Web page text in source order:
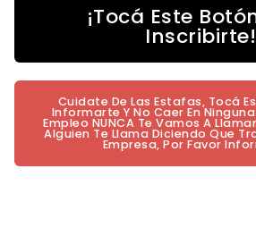
¡Tocá Este
Inscribirte!
Cuidate De Las Estafas, Tocá
Informarte Y No Caer En
Empleo NUNCA Te Vamos A
Alguien Te Llama Diciendo Que
Empresa, Por Favor